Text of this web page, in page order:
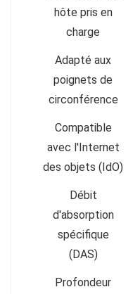
hôte pris en
charge
Adapté aux
poignets de
circonférence
Compatible
avec l'Internet
des objets (IdO)
Débit
d'absorption
spécifique
(DAS)
Profondeur